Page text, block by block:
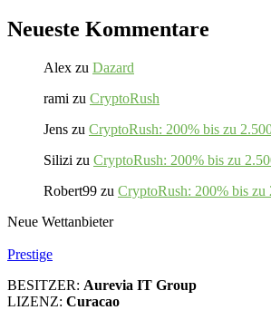
Neueste Kommentare
Alex zu Dazard
rami zu CryptoRush
Jens zu CryptoRush: 200% bis zu
Silizi zu CryptoRush: 200% bis zu
Robert99 zu CryptoRush: 200% bis zu
Neue Wettanbieter
Prestige
BESITZER: Aurevia IT Group
LIZENZ: Curacao